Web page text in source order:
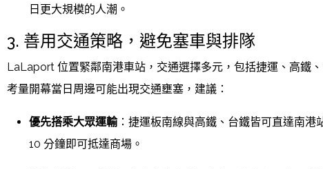
日更大規模的人潮。
3. 善用交通策略，避免塞車與排隊
LaLaport 位置緊鄰南港車站，交通選擇多元，包括捷運、高鐵、
考量開幕當日周邊可能出現交通壅塞，建議：
優先搭乘大眾運輸：捷運板南線與高鐵、台鐵皆可直達南港
10 分鐘即可抵達商場。